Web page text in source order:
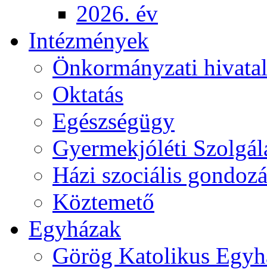
2026. év
Intézmények
Önkormányzati hivatal
Oktatás
Egészségügy
Gyermekjóléti
Házi szociális
Köztemető
Egyházak
Görög Katolikus